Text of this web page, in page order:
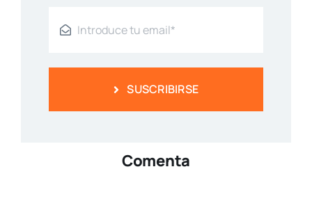
SUSCRIBIRSE
Comenta